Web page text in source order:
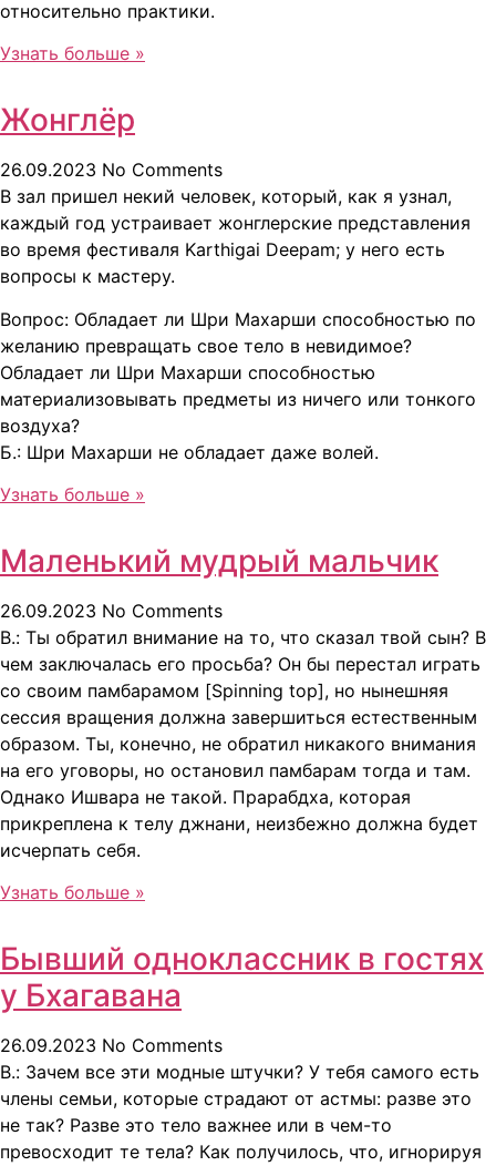
относительно практики.
Узнать больше »
Жонглёр
26.09.2023 No Comments
В зал пришел некий человек, который, как я узнал,
каждый год устраивает жонглерские представления
во время фестиваля Karthigai Deepam; у него есть
вопросы к мастеру.
Вопрос: Обладает ли Шри Махарши способностью по
желанию превращать свое тело в невидимое?
Обладает ли Шри Махарши способностью
материализовывать предметы из ничего или тонкого
воздуха?
Б.: Шри Махарши не обладает даже волей.
Узнать больше »
Маленький мудрый мальчик
26.09.2023 No Comments
B.: Ты обратил внимание на то, что сказал твой сын? В
чем заключалась его просьба? Он бы перестал играть
со своим памбарамом [Spinning top], но нынешняя
сессия вращения должна завершиться естественным
образом. Ты, конечно, не обратил никакого внимания
на его уговоры, но остановил памбарам тогда и там.
Однако Ишвара не такой. Прарабдха, которая
прикреплена к телу джнани, неизбежно должна будет
исчерпать себя.
Узнать больше »
Бывший одноклассник в гостях
у Бхагавана
26.09.2023 No Comments
B.: Зачем все эти модные штучки? У тебя самого есть
члены семьи, которые страдают от астмы: разве это
не так? Разве это тело важнее или в чем-то
превосходит те тела? Как получилось, что, игнорируя